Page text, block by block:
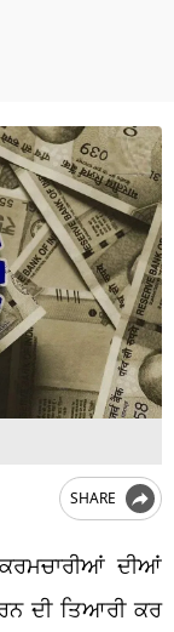
SHARE
ਕਰਮਚਾਰੀਆਂ ਦੀਆਂ
ਦੀ ਤਿਆਰੀ ਕਰ